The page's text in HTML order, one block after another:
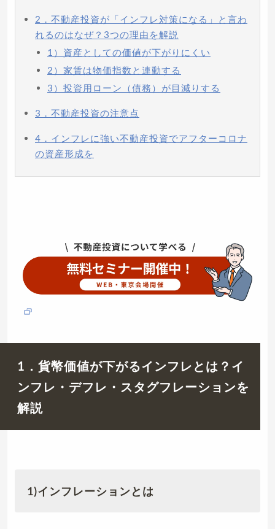
2．不動産投資が「インフレ対策になる」と言わ
れるのはなぜ？3つの理由を解説
1）資産としての価値が下がりにくい
2）家賃は物価指数と連動する
3）投資用ローン（債務）が目減りする
3．不動産投資の注意点
4．インフレに強い不動産投資でアフターコロナ
の資産形成を
1．貨幣価値が下がるインフレとは？イ
ンフレ・デフレ・スタグフレーションを
解説
1)インフレーションとは